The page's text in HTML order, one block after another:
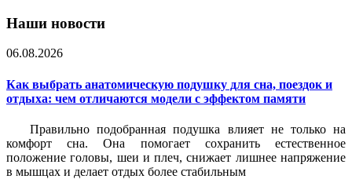
Наши новости
06.08.2026
Как выбрать анатомическую подушку для сна, поездок и
отдыха: чем отличаются модели с эффектом памяти
Правильно подобранная подушка влияет не только на
комфорт сна. Она помогает сохранить естественное
положение головы, шеи и плеч, снижает лишнее напряжение
в мышцах и делает отдых более стабильным